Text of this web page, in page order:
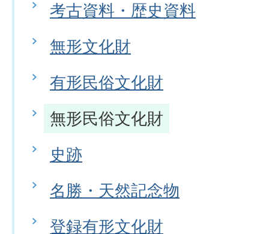
考古資料・歴史資料
無形文化財
有形民俗文化財
無形民俗文化財
史跡
名勝・天然記念物
登録有形文化財